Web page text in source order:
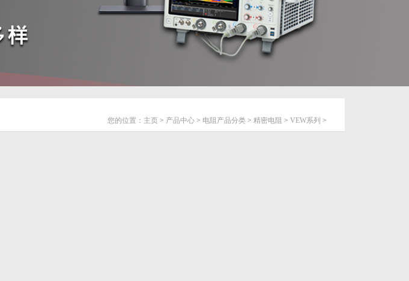
您的位置： 主页 > 产品中心 > 电阻产品分类 > 精密电阻 > VEW系列 >